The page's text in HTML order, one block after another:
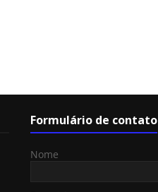
Formulário de contato
Nome